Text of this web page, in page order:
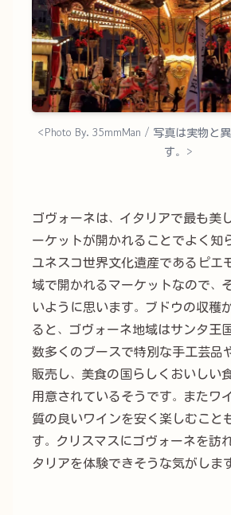
<Photo By. 35mmMan / 写真は実物と
す。>
ゴヴォーネは、イタリアで最も美
ーケットが開かれることでよく知
ユネスコ世界文化遺産であるピエ
域で開かれるマーケットなので、
いように思います。ブドウの収穫
ると、ゴヴォーネ地域はサンタ王
数多くのブースで特別な手工芸品
販売し、美食の国らしくおいしい
用意されているそうです。またワ
質の良いワインを安く楽しむこと
す。クリスマスにゴヴォーネを訪
タリアを体験できそうな気がします